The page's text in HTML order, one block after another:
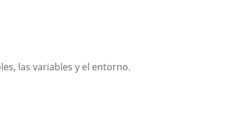
las variables y el entorno.